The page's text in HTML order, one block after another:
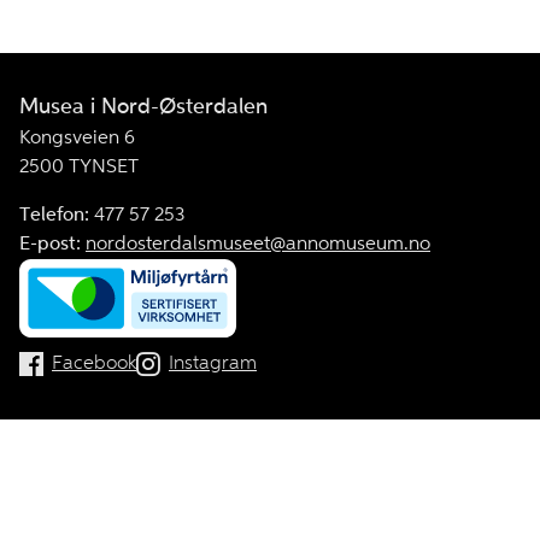
Musea i Nord-Østerdalen
Kongsveien 6
2500 TYNSET
Telefon: 477 57 253
E-post: nordosterdalsmuseet@annomuseum.no
Facebook Instagram